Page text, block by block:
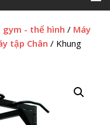
- thể hình / Máy
tập Chân / Khung